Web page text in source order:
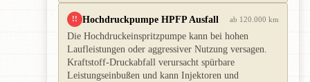
!! Hochdruckpumpe HPFP Ausfall ab 120.000 km
Die Hochdruckeinspritzpumpe kann bei hohen
Laufleistungen oder aggressiver Nutzung versagen.
Kraftstoff-Druckabfall verursacht spürbare
Leistungseinbußen und kann Injektoren und